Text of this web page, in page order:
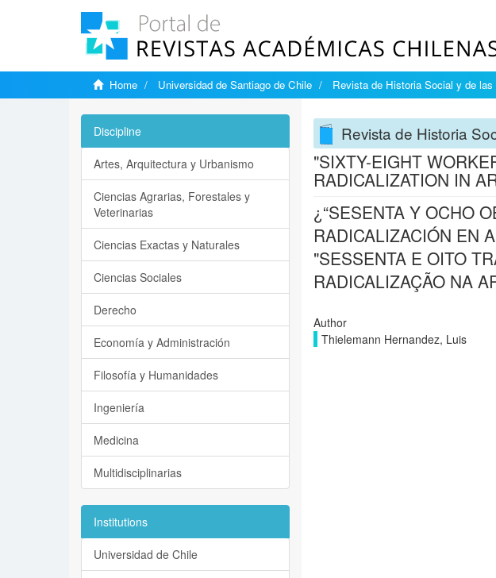
Home Universidad de Santiago de Chile Revista de Historia Social y de las
Revista de Historia
"SIXTY-EIGHT
RADICALIZATION IN
¿“SESENTA Y OCHO
RADICALIZACIÓN EN
"SESSENTA E OITO
RADICALIZAÇÃO NA
Author
Thielemann Hernandez, Luis
Discipline
Artes, Arquitectura y Urbanismo
Ciencias Agrarias, Forestales y
Veterinarias
Ciencias Exactas y Naturales
Ciencias Sociales
Derecho
Economía y Administración
Filosofía y Humanidades
Ingeniería
Medicina
Multidisciplinarias
Institutions
Universidad de Chile